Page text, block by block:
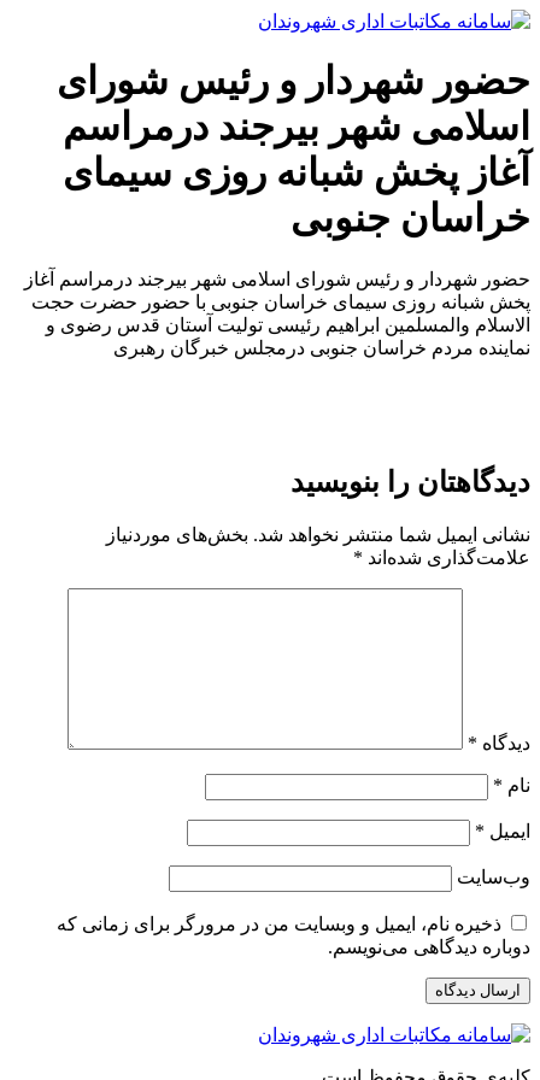
پرش
حضور شهردار و رئیس شورای
اسلامی شهر بیرجند درمراسم
آغاز پخش شبانه روزی سیمای
خراسان جنوبی
حضور شهردار و رئیس شورای اسلامی شهر بیرجند درمراسم آغاز
پخش شبانه روزی سیمای خراسان جنوبی با حضور حضرت حجت
الاسلام والمسلمین ابراهیم رئیسی تولیت آستان قدس رضوی و
نماینده مردم خراسان جنوبی درمجلس خبرگان رهبری
دیدگاهتان را بنویسید
نشانی ایمیل شما منتشر نخواهد شد. بخش‌های موردنیاز
علامت‌گذاری شده‌اند *
دیدگاه *
نام *
ایمیل *
وب‌سایت
ذخیره نام، ایمیل و وبسایت من در مرورگر برای زمانی که
دوباره دیدگاهی می‌نویسم.